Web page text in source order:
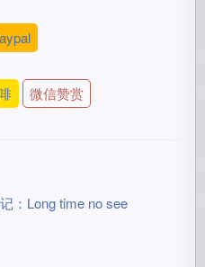
微信赞赏
：Long time no see